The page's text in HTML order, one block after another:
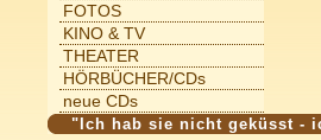
FOTOS
KINO & TV
THEATER
HÖRBÜCHER/CDs
neue CDs
"Ich hab sie nicht geküsst -